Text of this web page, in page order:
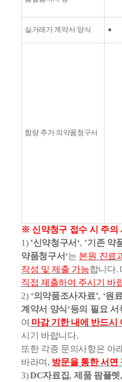
실거래가 계약서 양식 ●
함량 추가 의약품청구서
※신약청구 접수 시 주의
1) ’신약청구서 ‘, ’기존 약
약품청구서‘는 본원 진료
작성 및 제출 가능합니다.
직접 제출하여 주시기 바
2) ‘의약품조사자료’, ‘원
계약서 양식‘등의 필요 서
여 마감 기한 내에 반드시
시기 바랍니다.
또한 각종 문의사항은 아
바라며 , 방문을 통한 서면
3)DC자료집, 제품 팜플렛,